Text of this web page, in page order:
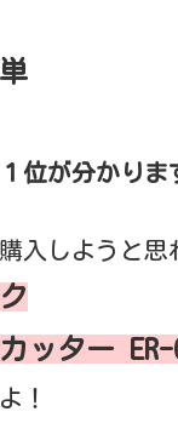
位が分かりま
入しようと思
ッター ER-
！